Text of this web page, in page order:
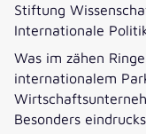
Stiftung
Internationale
Was im zähen
internationalem
Besonders